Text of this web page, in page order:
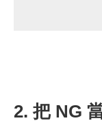
2. 把 NG